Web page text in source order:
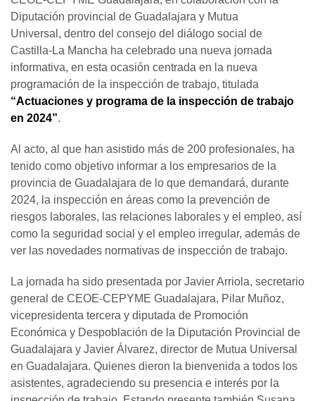
Diputación provincial de Guadalajara y Mutua
Universal, dentro del consejo del diálogo social de
Castilla-La Mancha ha celebrado una nueva jornada
informativa, en esta ocasión centrada en la nueva
programación de la inspección de trabajo, titulada
“Actuaciones y programa de la inspección de trabajo
en 2024”.
Al acto, al que han asistido más de 200 profesionales, ha
tenido como objetivo informar a los empresarios de la
provincia de Guadalajara de lo que demandará, durante
2024, la inspección en áreas como la prevención de
riesgos laborales, las relaciones laborales y el empleo, así
como la seguridad social y el empleo irregular, además de
ver las novedades normativas de inspección de trabajo.
La jornada ha sido presentada por Javier Arriola, secretario
general de CEOE-CEPYME Guadalajara, Pilar Muñoz,
vicepresidenta tercera y diputada de Promoción
Económica y Despoblación de la Diputación Provincial de
Guadalajara y Javier Álvarez, director de Mutua Universal
en Guadalajara. Quienes dieron la bienvenida a todos los
asistentes, agradeciendo su presencia e interés por la